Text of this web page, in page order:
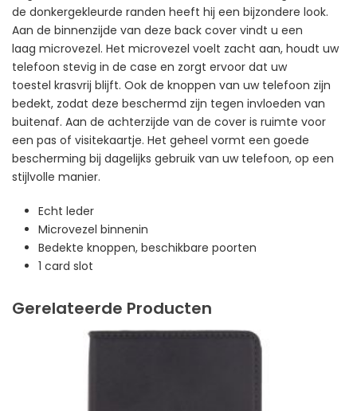
de donkergekleurde randen heeft hij een bijzondere look.
Aan de binnenzijde van deze back cover vindt u een
laag microvezel. Het microvezel voelt zacht aan, houdt uw
telefoon stevig in de case en zorgt ervoor dat uw
toestel krasvrij blijft. Ook de knoppen van uw telefoon zijn
bedekt, zodat deze beschermd zijn tegen invloeden van
buitenaf. Aan de achterzijde van de cover is ruimte voor
een pas of visitekaartje. Het geheel vormt een goede
bescherming bij dagelijks gebruik van uw telefoon, op een
stijlvolle manier.
Echt leder
Microvezel binnenin
Bedekte knoppen, beschikbare poorten
1 card slot
Gerelateerde Producten